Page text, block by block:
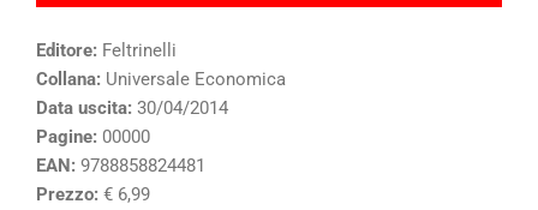
Editore: Feltrinelli
Collana: Universale Economica
Data uscita: 30/04/2014
Pagine: 00000
EAN: 9788858824481
Prezzo: € 6,99